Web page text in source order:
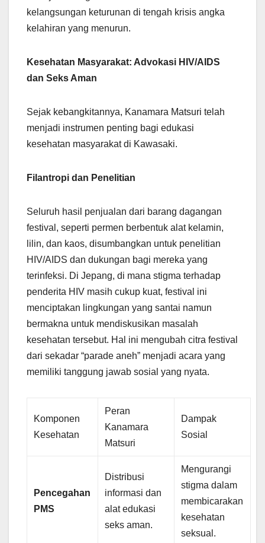
kelangsungan keturunan di tengah krisis angka
kelahiran yang menurun.
Kesehatan Masyarakat: Advokasi HIV/AIDS
dan Seks Aman
Sejak kebangkitannya, Kanamara Matsuri telah
menjadi instrumen penting bagi edukasi
kesehatan masyarakat di Kawasaki.
Filantropi dan Penelitian
Seluruh hasil penjualan dari barang dagangan
festival, seperti permen berbentuk alat kelamin,
lilin, dan kaos, disumbangkan untuk penelitian
HIV/AIDS dan dukungan bagi mereka yang
terinfeksi. Di Jepang, di mana stigma terhadap
penderita HIV masih cukup kuat, festival ini
menciptakan lingkungan yang santai namun
bermakna untuk mendiskusikan masalah
kesehatan tersebut. Hal ini mengubah citra festival
dari sekadar “parade aneh” menjadi acara yang
memiliki tanggung jawab sosial yang nyata.
Komponen
Kesehatan
Peran
Kanamara
Matsuri
Dampak
Sosial
Pencegahan
PMS
Distribusi
informasi dan
alat edukasi
seks aman.
Mengurangi
stigma dalam
membicarakan
kesehatan
seksual.